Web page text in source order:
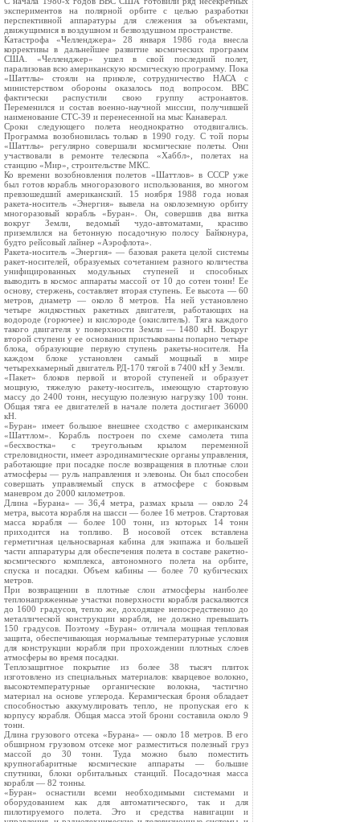
экспериментов на полярной орбите с целью разработки
перспективной аппаратуры для слежения за объектами,
движущимися в воздушном и безвоздушном пространстве.
Катастрофа «Челленджера» 28 января 1986 года внесла
коррективы в дальнейшее развитие космических программ
США. «Челленджер» ушел в свой последний полет,
парализовав всю американскую космическую программу. Пока
«Шаттлы» стояли на приколе, сотрудничество НАСА с
министерством обороны оказалось под вопросом. ВВС
фактически распустили свою группу астронавтов.
Переменился и состав военно-научной миссии, получившей
наименование СТС-39 и перенесенной на мыс Канаверал.
Сроки следующего полета неоднократно отодвигались.
Программа возобновилась только в 1990 году. С той поры
«Шаттлы» регулярно совершали космические полеты. Они
участвовали в ремонте телескопа «Хаббл», полетах на
станцию «Мир», строительстве МКС.
Ко времени возобновления полетов «Шаттлов» в СССР уже
был готов корабль многоразового использования, во многом
превзошедший американский. 15 ноября 1988 года новая
ракета-носитель «Энергия» вывела на околоземную орбиту
многоразовый корабль «Буран». Он, совершив два витка
вокруг Земли, ведомый чудо-автоматами, красиво
приземлился на бетонную посадочную полосу Байконура,
будто рейсовый лайнер «Аэрофлота».
Ракета-носитель «Энергия» — базовая ракета целой системы
ракет-носителей, образуемых сочетанием разного количества
унифицированных модульных ступеней и способных
выводить в космос аппараты массой от 10 до сотен тонн! Ее
основу, стержень, составляет вторая ступень. Ее высота — 60
метров, диаметр — около 8 метров. На ней установлено
четыре жидкостных ракетных двигателя, работающих на
водороде (горючее) и кислороде (окислитель). Тяга каждого
такого двигателя у поверхности Земли — 1480 кН. Вокруг
второй ступени у ее основания пристыкованы попарно четыре
блока, образующие первую ступень ракеты-носителя. На
каждом блоке установлен самый мощный в мире
четырехкамерный двигатель РД-170 тягой в 7400 кН у Земли.
«Пакет» блоков первой и второй ступеней и образует
мощную, тяжелую ракету-носитель, имеющую стартовую
массу до 2400 тонн, несущую полезную нагрузку 100 тонн.
Общая тяга ее двигателей в начале полета достигает 36000
кН.
«Буран» имеет большое внешнее сходство с американским
«Шаттлом». Корабль построен по схеме самолета типа
«бесхвостка» с треугольным крылом переменной
стреловидности, имеет аэродинамические органы управления,
работающие при посадке после возвращения в плотные слои
атмосферы — руль направления и элевоны. Он был способен
совершать управляемый спуск в атмосфере с боковым
маневром до 2000 километров.
Длина «Бурана» — 36,4 метра, размах крыла — около 24
метра, высота корабля на шасси — более 16 метров. Стартовая
масса корабля — более 100 тонн, из которых 14 тонн
приходится на топливо. В носовой отсек вставлена
герметичная цельносварная кабина для экипажа и большей
части аппаратуры для обеспечения полета в составе ракетно-
космического комплекса, автономного полета на орбите,
спуска и посадки. Объем кабины — более 70 кубических
метров.
При возвращении в плотные слои атмосферы наиболее
теплонапряженные участки поверхности корабля раскаляются
до 1600 градусов, тепло же, доходящее непосредственно до
металлической конструкции корабля, не должно превышать
150 градусов. Поэтому «Буран» отличала мощная тепловая
защита, обеспечивающая нормальные температурные условия
для конструкции корабля при прохождении плотных слоев
атмосферы во время посадки.
Теплозащитное покрытие из более 38 тысяч плиток
изготовлено из специальных материалов: кварцевое волокно,
высокотемпературные органические волокна, частично
материал на основе углерода. Керамическая броня обладает
способностью аккумулировать тепло, не пропуская его к
корпусу корабля. Общая масса этой брони составила около 9
тонн.
Длина грузового отсека «Бурана» — около 18 метров. В его
обширном грузовом отсеке мог разместиться полезный груз
массой до 30 тонн. Туда можно было поместить
крупногабаритные космические аппараты — большие
спутники, блоки орбитальных станций. Посадочная масса
корабля — 82 тонны.
«Буран» оснастили всеми необходимыми системами и
оборудованием как для автоматического, так и для
пилотируемого полета. Это и средства навигации и